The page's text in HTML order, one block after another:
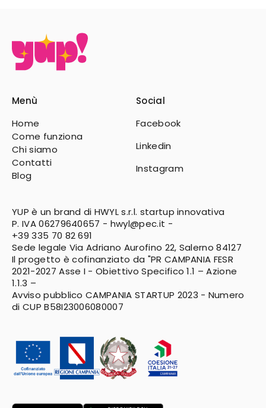
Menù
Home
Come funziona
Chi siamo
Contatti
Blog
Social
Facebook
Linkedin
Instagram
YUP è un brand di HWYL s.r.l. startup innovativa
P. IVA 06279640657 - hwyl@pec.it -
+39 335 70 82 691
Sede legale Via Adriano Aurofino 22, Salerno 84127
Il progetto è cofinanziato da "PR CAMPANIA FESR
2021-2027 Asse I - Obiettivo Specifico 1.1 – Azione
1.1.3 –
Avviso pubblico CAMPANIA STARTUP 2023 - Numero
di CUP B58I23006080007